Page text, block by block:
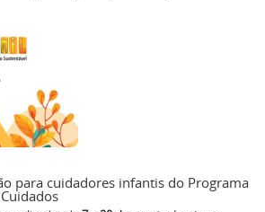
para cuidadores infantis do Programa